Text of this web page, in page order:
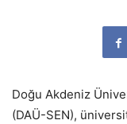
Doğu Akdeniz
(DAÜ-SEN),